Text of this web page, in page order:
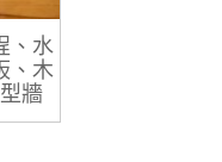
、水
、木
牆